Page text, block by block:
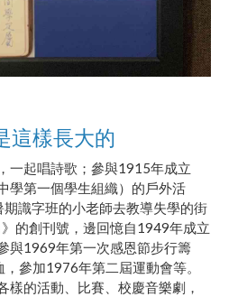
這樣長大的
一起唱詩歌；參與1915年成立
學第一個學生組織）的戶外活
識字班的小老師去教導失學的街
的創刊號，邊回憶自1949年成立
與1969年第一次感恩節步行籌
參加1976年第二屆運動會等。
樣的活動、比賽、校慶音樂劇，